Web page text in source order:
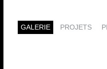
GALERIE PROJETS